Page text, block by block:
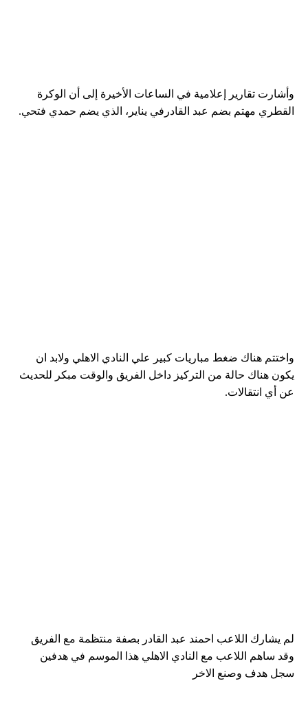
وأشارت تقارير إعلامية في الساعات الأخيرة إلى أن الوكرة
القطري مهتم بضم عبد القادرفي يناير، الذي يضم حمدي فتحي.
واختتم هناك ضغط مباريات كبير علي النادي الاهلي ولابد ان
يكون هناك حالة من التركيز داخل الفريق والوقت مبكر للحديث
عن أي انتقالات.
لم يشارك اللاعب احمند عبد القادر بصفة منتظمة مع الفريق
وقد ساهم اللاعب مع النادي الاهلي هذا الموسم في هدفين
سجل هدف وصنع الاخر